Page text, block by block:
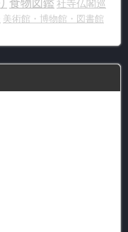
食物図鑑 社寺仏閣巡
美術館・博物館・図書館